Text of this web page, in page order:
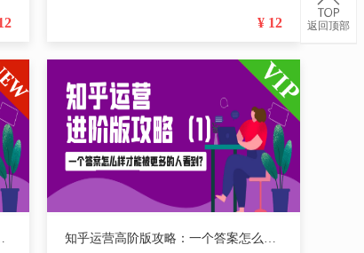
¥ 12 返回顶部